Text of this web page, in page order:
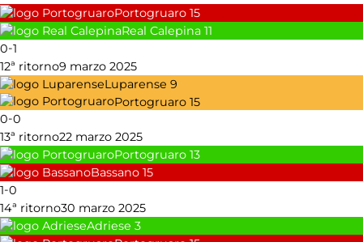
Portogruaro 15
Real Calepina 11
0-1
12ª ritorno9 marzo 2025
Luparense 9
Portogruaro 15
0-0
13ª ritorno22 marzo 2025
Portogruaro 13
Bassano 15
1-0
14ª ritorno30 marzo 2025
Adriese 3